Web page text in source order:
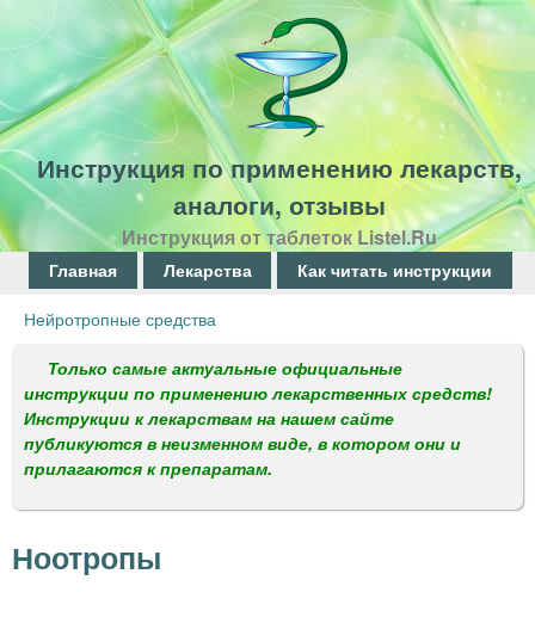
Перейти
к
основному
содержанию
Инструкция по применению лекарств,
аналоги, отзывы
Инструкция от таблеток Listel.Ru
л
в
н
о
е
Главная Лекарства Как читать инструкции
Вы
здесь
Нейротропные средства
Только самые актуальные официальные
инструкции по применению лекарственных средств!
Инструкции к лекарствам на нашем сайте
публикуются в неизменном виде, в котором они и
прилагаются к препаратам.
Ноотропы